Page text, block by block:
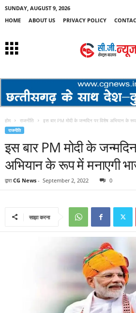
SUNDAY, AUGUST 9, 2026
HOME
ABOUT US PRIVACY POLICY
होम राजनीति इस बार PM मोदी के जन्मदिन पर विशेष अभियान के
राजनीति
इस बार PM मोदी के
अभियान के रूप में मनाएगी
द्वारा CG News - September 2, 2022 0
साझा करना